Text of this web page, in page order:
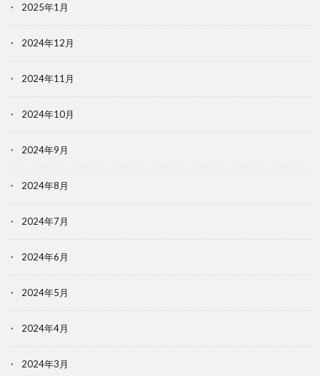
2025年1月
2024年12月
2024年11月
2024年10月
2024年9月
2024年8月
2024年7月
2024年6月
2024年5月
2024年4月
2024年3月